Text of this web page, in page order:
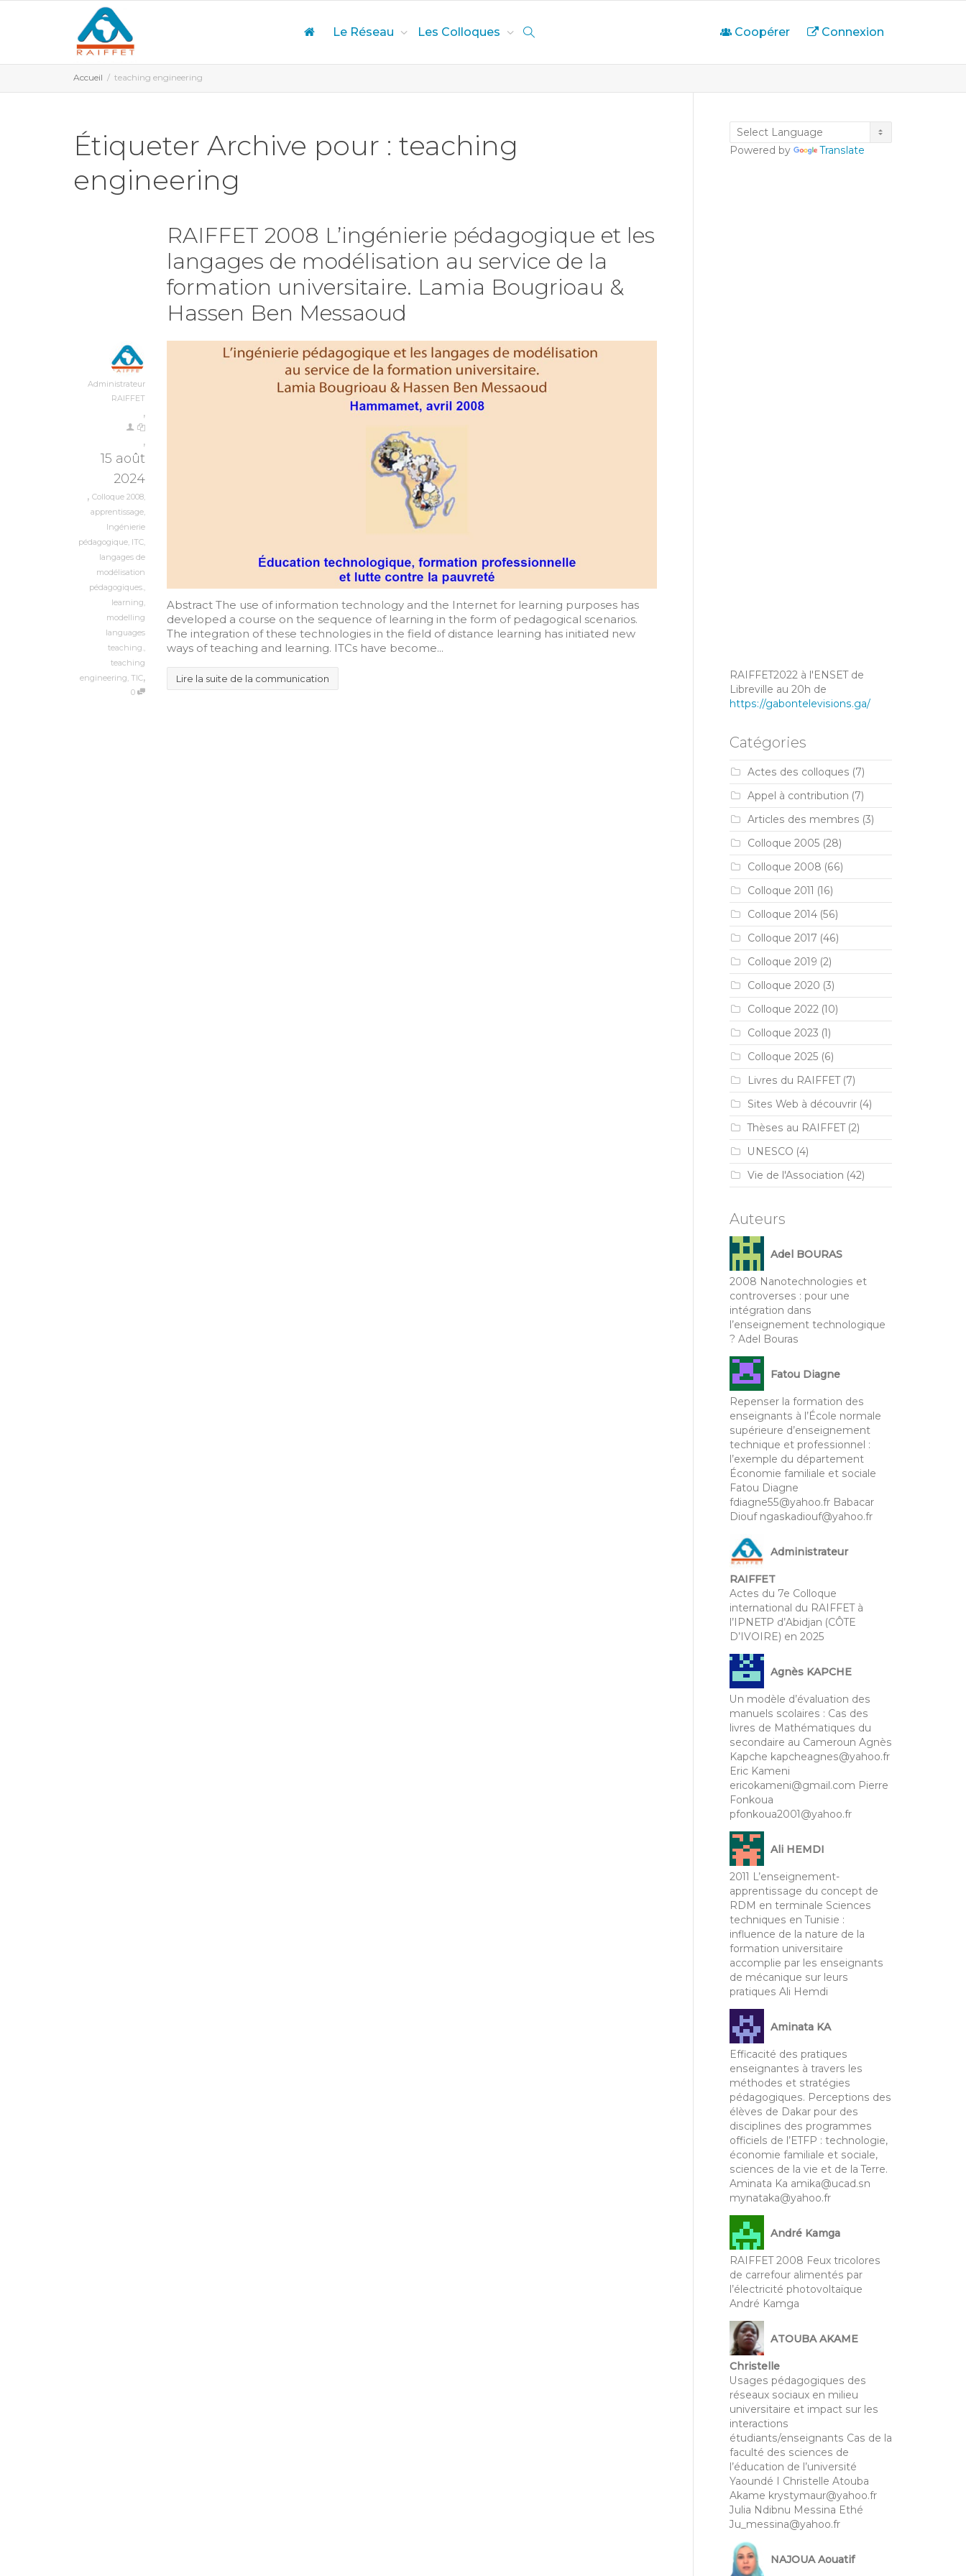
Le Réseau Les Colloques Coopérer Connexion
Accueil teaching engineering
Étiqueter Archive pour : teaching
engineering
RAIFFET 2008 L’ingénierie pédagogique et les
langages de modélisation au service de la
formation universitaire. Lamia Bougrioau &
Hassen Ben Messaoud
Administrateur
RAIFFET
,
,
15 août
2024
, Colloque 2008,
apprentissage,
Ingénierie
pédagogique, ITC,
langages de
modélisation
pédagogiques.,
learning,
modelling
languages
teaching.,
teaching
engineering, TIC,
0
Abstract The use of information technology and the Internet for learning purposes has
developed a course on the sequence of learning in the form of pedagogical scenarios.
The integration of these technologies in the field of distance learning has initiated new
ways of teaching and learning. ITCs have become...
Lire la suite de la communication
Powered by Translate
RAIFFET2022 à l'ENSET de
Libreville au 20h de
https://gabontelevisions.ga/
Catégories
Actes des colloques (7)
Appel à contribution (7)
Articles des membres (3)
Colloque 2005 (28)
Colloque 2008 (66)
Colloque 2011 (16)
Colloque 2014(56)
Colloque 2017 (46)
Colloque 2019 (2)
Colloque 2020 (3)
Colloque 2022(10)
Colloque 2023 (1)
Colloque 2025 (6)
Livres du RAIFFET(7)
Sites Web à découvrir(4)
Thèses au RAIFFET(2)
UNESCO (4)
Vie de l'Association (42)
Auteurs
Adel BOURAS
2008 Nanotechnologies et
controverses : pour une
intégration dans
l’enseignement technologique
? Adel Bouras
Fatou Diagne
Repenser la formation des
enseignants à l’École normale
supérieure d’enseignement
technique et professionnel :
l’exemple du département
Économie familiale et sociale
Fatou Diagne
fdiagne55@yahoo.fr Babacar
Diouf ngaskadiouf@yahoo.fr
Administrateur
RAIFFET
Actes du 7e Colloque
international du RAIFFET à
l’IPNETP d’Abidjan (CÔTE
D’IVOIRE) en 2025
Agnès KAPCHE
Un modèle d’évaluation des
manuels scolaires : Cas des
livres de Mathématiques du
secondaire au Cameroun Agnès
Kapche kapcheagnes@yahoo.fr
Eric Kameni
ericokameni@gmail.com Pierre
Fonkoua
pfonkoua2001@yahoo.fr
Ali HEMDI
2011 L’enseignement-
apprentissage du concept de
RDM en terminale Sciences
techniques en Tunisie :
influence de la nature de la
formation universitaire
accomplie par les enseignants
de mécanique sur leurs
pratiques Ali Hemdi
Aminata KA
Efficacité des pratiques
enseignantes à travers les
méthodes et stratégies
pédagogiques. Perceptions des
élèves de Dakar pour des
disciplines des programmes
officiels de l’ETFP : technologie,
économie familiale et sociale,
sciences de la vie et de la Terre.
Aminata Ka amika@ucad.sn
mynataka@yahoo.fr
André Kamga
RAIFFET 2008 Feux tricolores
de carrefour alimentés par
l’électricité photovoltaïque
André Kamga
ATOUBA AKAME
Christelle
Usages pédagogiques des
réseaux sociaux en milieu
universitaire et impact sur les
interactions
étudiants/enseignants Cas de la
faculté des sciences de
l’éducation de l’université
Yaoundé I Christelle Atouba
Akame krystymaur@yahoo.fr
Julia Ndibnu Messina Ethé
Ju_messina@yahoo.fr
NAJOUA Aouatif